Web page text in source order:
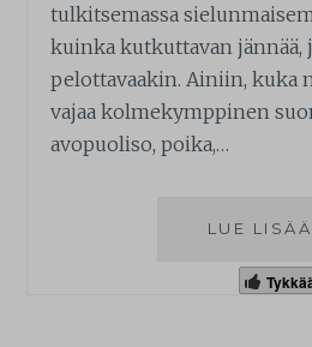
tulkitsemassa
kuinka kutkuttavan jännää,
pelottavaakin. Ainiin, kuka
vajaa kolmekymppinen
avopuoliso, poika,…
LUE LISÄÄ